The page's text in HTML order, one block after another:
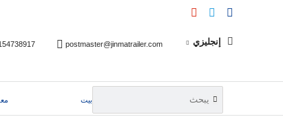
postmaster@jinmatrailer.com إنجليزي
بيت